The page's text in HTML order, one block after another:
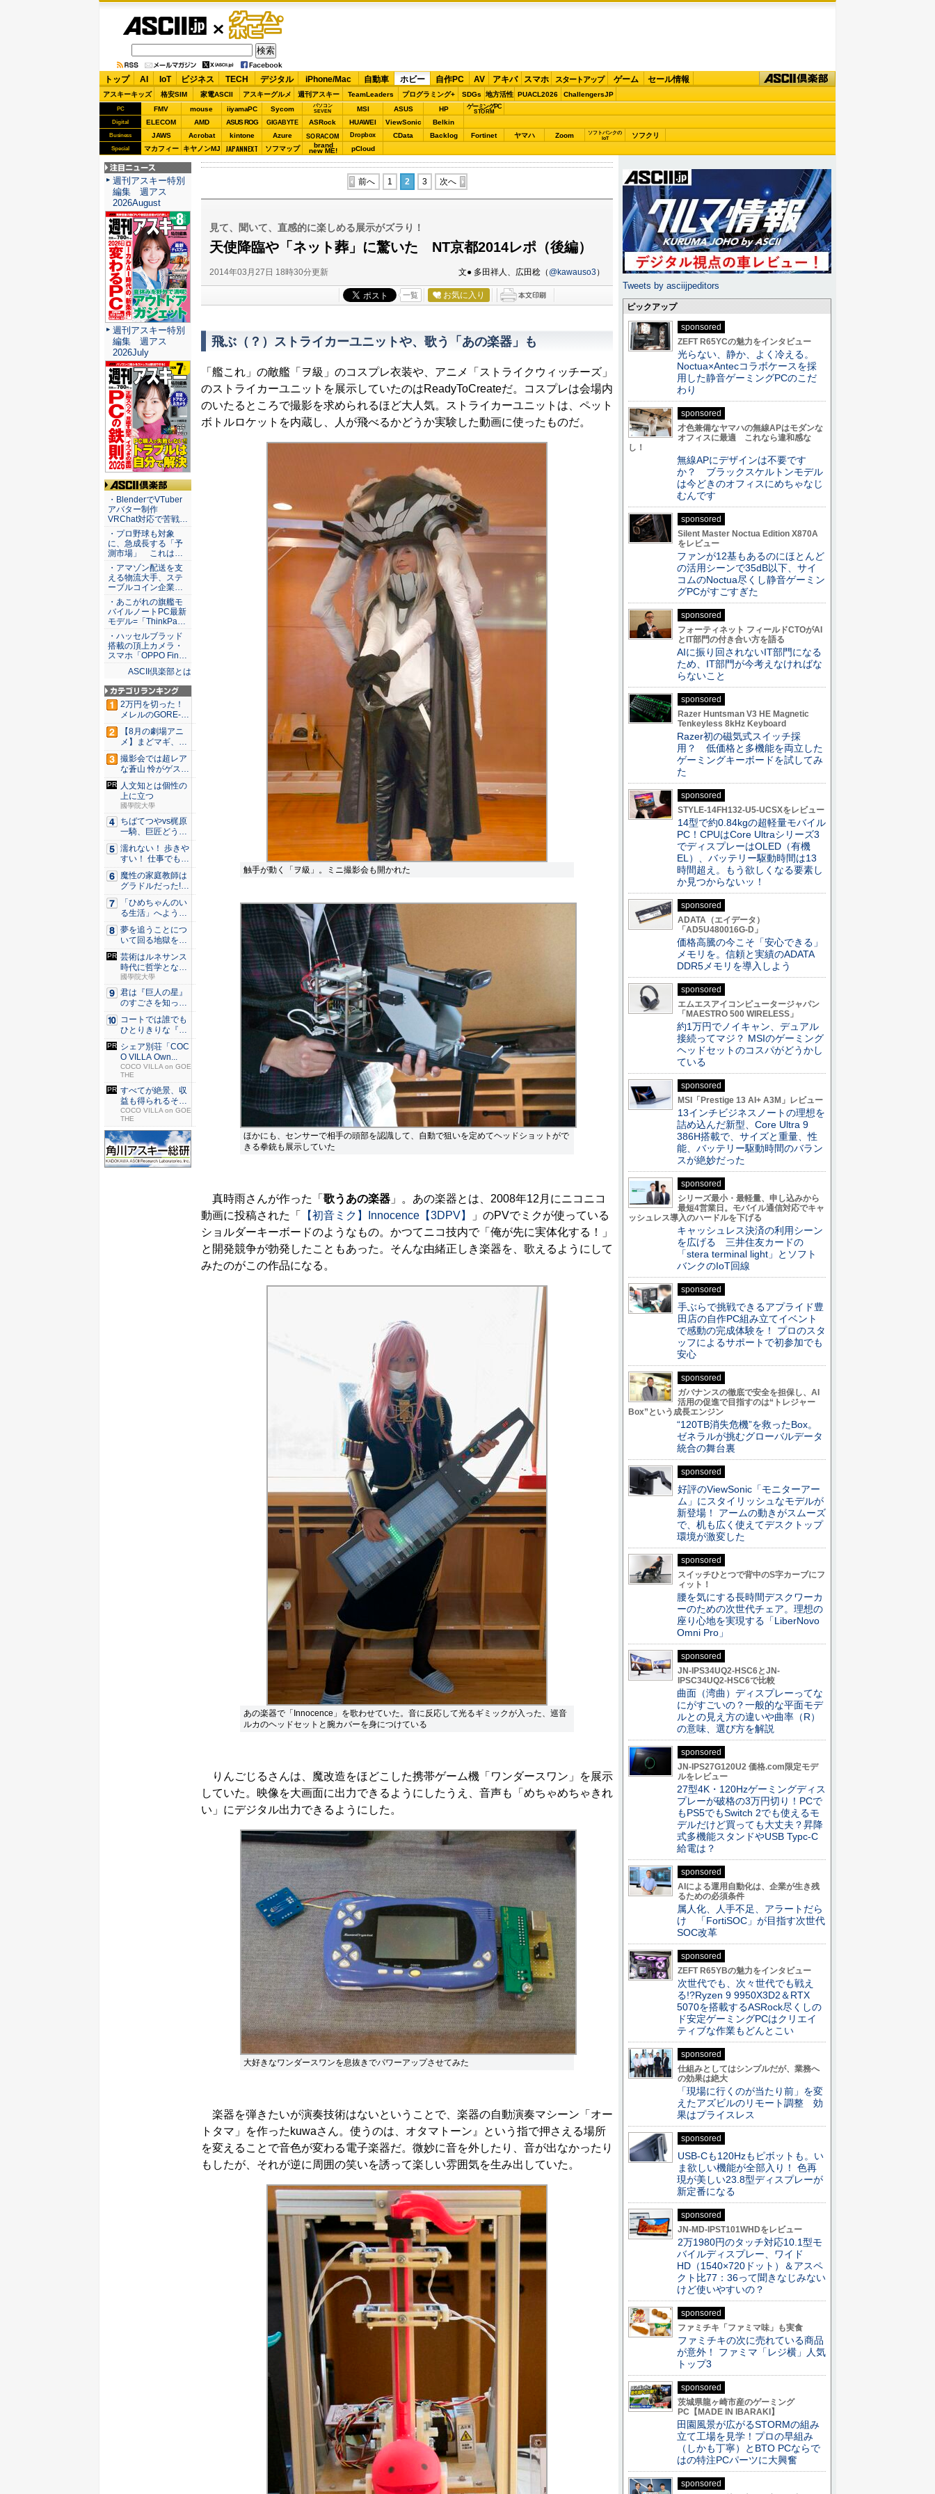
ゲーム・
ホビー
トップ AI IoT ビジネス TECH デジタル iPhone/Mac 自動車 ホビー 自作PC AV アキバ スマホ スタートアップ ゲーム セール情報
アスキーキッズ 格安SIM 家電ASCII アスキーグルメ 週刊アスキー TeamLeaders プログラミング+ SDGs 地方活性 PUACL2026 ChallengersJP
PC FMV mouse iiyamaPC Sycom
パソコン
SEVEN
MSI ASUS HP ゲーミングPC
STORM
Digital ELECOM AMD ASUS ROG GIGABYTE ASRock HUAWEI ViewSonic Belkin
Business JAWS Acrobat kintone Azure SORACOM Dropbox CData Backlog Fortinet ヤマハ Zoom
ソフトバンクの
IoT
ソフクリ
Special マカフィー キヤノンMJ JAPANNEXT ソフマップ brand
new ME! pCloud
前へ 1 2 3 次へ
見て、聞いて、直感的に楽しめる展示がズラり！
天使降臨や「ネット葬」に驚いた NT京都2014レポ（後編）
2014年03月27日 18時30分更新 文● 多田祥人、広田稔（ @kawauso3 ）
一覧 お気に入り
飛ぶ（？）ストライカーユニットや、歌う「あの楽器」も
「艦これ」の敵艦「ヲ級」のコスプレ衣装や、アニメ「ストライクウィッチーズ」
のストライカーユニットを展示していたのはReadyToCreateだ。コスプレは会場内
のいたるところで撮影を求められるほど大人気。ストライカーユニットは、ペット
ボトルロケットを内蔵し、人が飛べるかどうか実験した動画に使ったものだ。
触手が動く「ヲ級」。ミニ撮影会も開かれた
ほかにも、センサーで相手の頭部を認識して、自動で狙いを定めてヘッドショットがで
きる拳銃も展示していた
真時雨さんが作った「 歌うあの楽器 」。あの楽器とは、2008年12月にニコニコ
動画に投稿された「
【初音ミク】Innocence【3DPV】
」のPVでミクが使っている
ショルダーキーボードのようなもの。かつてニコ技内で「俺が先に実体化する！」
と開発競争が勃発したこともあった。そんな由緒正しき楽器を、歌えるようにして
みたのがこの作品になる。
あの楽器で「Innocence」を歌わせていた。音に反応して光るギミックが入った、巡音
ルカのヘッドセットと腕カバーを身につけている
りんごじるさんは、魔改造をほどこした携帯ゲーム機「ワンダースワン」を展示
していた。映像を大画面に出力できるようにしたうえ、音声も「めちゃめちゃきれ
い」にデジタル出力できるようにした。
大好きなワンダースワンを息抜きでパワーアップさせてみた
楽器を弾きたいが演奏技術はないということで、楽器の自動演奏マシーン「オー
トタマ」を作ったkuwaさん。使うのは、オタマトーン』という指で押さえる場所
を変えることで音色が変わる電子楽器だ。微妙に音を外したり、音が出なかったり
もしたが、それが逆に周囲の笑いを誘って楽しい雰囲気を生み出していた。
注目ニュース
週刊アスキー特別
編集 週アス
2026August
週刊アスキー特別
編集 週アス
2026July
ASCII倶楽部
・BlenderでVTuber
アバター制作
VRChat対応で苦戦…
・プロ野球も対象
に、急成長する「予
測市場」 これは…
・アマゾン配送を支
える物流大手、ステ
ーブルコイン企業…
・あこがれの旗艦モ
バイルノートPC最新
モデル=「ThinkPa…
・ハッセルブラッド
搭載の頂上カメラ・
スマホ「OPPO Fin…
ASCII倶楽部とは
2万円を切った！
メレルのGORE-T
E...
【8月の劇場アニ
メ】まどマギ、13
年ぶり...
撮影会では超レア
な蒼山 怜がゲスト
登場！...
人文知とは個性の
上に立つ
國學院大學
ちばてつやvs梶原
一騎、巨匠どうし
のガチ...
濡れない！ 歩きや
すい！ 仕事でも履
ける...
魔性の家庭教師は
グラドルだった!?
村雨...
「ひめちゃんのい
る生活」へようこ
そ！ 「...
夢を追うことにつ
いて回る地獄を描
く『二階...
芸術はルネサンス
時代に哲学となっ
た？
國學院大學
君は『巨人の星』
のすごさを知って
いるか？...
コートでは誰でも
ひとりきりな『エ
ースをね...
シェア別荘「COC
O VILLA Own...
COCO VILLA on GOE
THE
すべてが絶景、収
益も得られるその
仕組みと...
COCO VILLA on GOE
THE
Tweets by asciijpeditors
ピックアップ
sponsored
ZEFT R65YCの魅力をインタビュー
光らない、静か、よく冷える。
Noctua×Antecコラボケースを採
用した静音ゲーミングPCのこだ
わり
sponsored
才色兼備なヤマハの無線APはモダンな
オフィスに最適 これなら違和感な
し！
無線APにデザインは不要です
か？ ブラックスケルトンモデル
は今どきのオフィスにめちゃなじ
むんです
sponsored
Silent Master Noctua Edition X870A
をレビュー
ファンが12基もあるのにほとんど
の活用シーンで35dB以下、サイ
コムのNoctua尽くし静音ゲーミン
グPCがすごすぎた
sponsored
フォーティネット フィールドCTOがAI
とIT部門の付き合い方を語る
AIに振り回されないIT部門になる
ため、IT部門が今考えなければな
らないこと
sponsored
Razer Huntsman V3 HE Magnetic
Tenkeyless 8kHz Keyboard
Razer初の磁気式スイッチ採
用？ 低価格と多機能を両立した
ゲーミングキーボードを試してみ
た
sponsored
STYLE-14FH132-U5-UCSXをレビュー
14型で約0.84kgの超軽量モバイル
PC！CPUはCore Ultraシリーズ3
でディスプレーはOLED（有機
EL）、バッテリー駆動時間は13
時間超え。もう欲しくなる要素し
か見つからないッ！
sponsored
ADATA（エイデータ）
「AD5U480016G-D」
価格高騰の今こそ「安心できる」
メモリを。信頼と実績のADATA
DDR5メモリを導入しよう
sponsored
エムエスアイコンピュータージャパン
「MAESTRO 500 WIRELESS」
約1万円でノイキャン、デュアル
接続ってマジ？ MSIのゲーミング
ヘッドセットのコスパがどうかし
ている
sponsored
MSI「Prestige 13 AI+ A3M」レビュー
13インチビジネスノートの理想を
詰め込んだ新型、Core Ultra 9
386H搭載で、サイズと重量、性
能、バッテリー駆動時間のバラン
スが絶妙だった
sponsored
シリーズ最小・最軽量、申し込みから
最短4営業日。モバイル通信対応でキャ
ッシュレス導入のハードルを下げる
キャッシュレス決済の利用シーン
を広げる 三井住友カードの
「stera terminal light」とソフト
バンクのIoT回線
sponsored
手ぶらで挑戦できるアプライド豊
田店の自作PC組み立てイベント
で感動の完成体験を！ プロのスタ
ッフによるサポートで初参加でも
安心
sponsored
ガバナンスの徹底で安全を担保し、AI
活用の促進で目指すのは“トレジャー
Box”という成長エンジン
“120TB消失危機”を救ったBox。
ゼネラルが挑むグローバルデータ
統合の舞台裏
sponsored
好評のViewSonic「モニターアー
ム」にスタイリッシュなモデルが
新登場！ アームの動きがスムーズ
で、机も広く使えてデスクトップ
環境が激変した
sponsored
スイッチひとつで背中のS字カーブにフ
ィット！
腰を気にする長時間デスクワーカ
ーのための次世代チェア。理想の
座り心地を実現する「LiberNovo
Omni Pro」
sponsored
JN-IPS34UQ2-HSC6とJN-
IPSC34UQ2-HSC6で比較
曲面（湾曲）ディスプレーってな
にがすごいの？一般的な平面モデ
ルとの見え方の違いや曲率（R）
の意味、選び方を解説
sponsored
JN-IPS27G120U2 価格.com限定モデ
ルをレビュー
27型4K・120Hzゲーミングディス
プレーが破格の3万円切り！PCで
もPS5でもSwitch 2でも使えるモ
デルだけど買っても大丈夫？昇降
式多機能スタンドやUSB Typc-C
給電は？
sponsored
AIによる運用自動化は、企業が生き残
るための必須条件
属人化、人手不足、アラートだら
け 「FortiSOC」が目指す次世代
SOC改革
sponsored
ZEFT R65YBの魅力をインタビュー
次世代でも、次々世代でも戦え
る!?Ryzen 9 9950X3D2＆RTX
5070を搭載するASRock尽くしの
ド安定ゲーミングPCはクリエイ
ティブな作業もどんとこい
sponsored
仕組みとしてはシンプルだが、業務へ
の効果は絶大
「現場に行くのが当たり前」を変
えたアズビルのリモート調整 効
果はプライスレス
sponsored
USB-Cも120Hzもピボットも。い
ま欲しい機能が全部入り！ 色再
現が美しい23.8型ディスプレーが
新定番になる
sponsored
JN-MD-IPST101WHDをレビュー
2万1980円のタッチ対応10.1型モ
バイルディスプレー、ワイド
HD（1540×720ドット）＆アスペ
クト比77：36って聞きなじみない
けど使いやすいの？
sponsored
ファミチキ「ファミマ味」も実食
ファミチキの次に売れている商品
が意外！ ファミマ「レジ横」人気
トップ3
sponsored
茨城県龍ヶ崎市産のゲーミング
PC【MADE IN IBARAKI】
田園風景が広がるSTORMの組み
立て工場を見学！プロの早組み
（しかも丁寧）とBTO PCならで
はの特注PCパーツに大興奮
sponsored